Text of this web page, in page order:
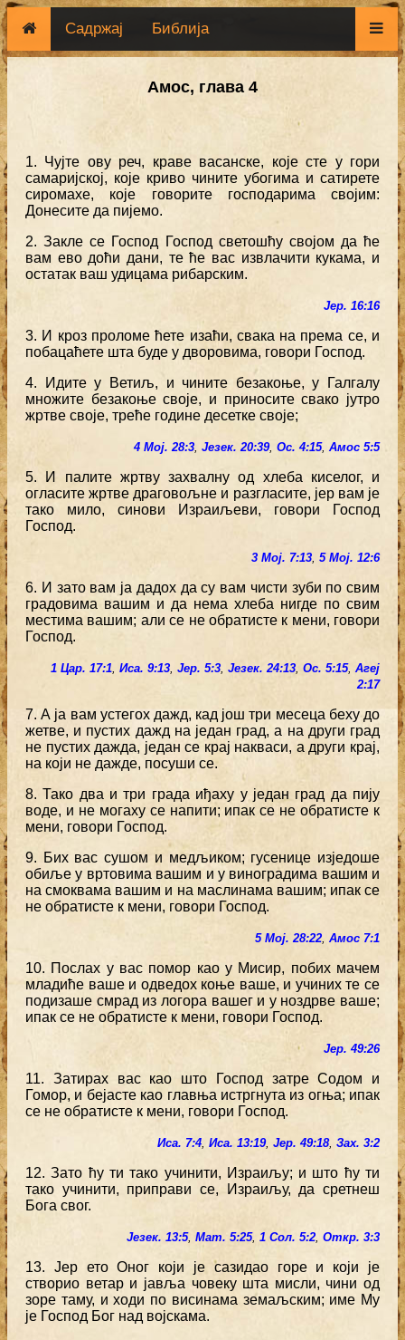
Садржај Библија
Амос, глава 4
1. Чујте ову реч, краве васанске, које сте у гори
самаријској, које криво чините убогима и сатирете
сиромахе, које говорите господарима својим:
Донесите да пијемо.
2. Закле се Господ Господ светошћу својом да ће
вам ево доћи дани, те ће вас извлачити кукама, и
остатак ваш удицама рибарским.
Јер. 16:16
3. И кроз проломе ћете изаћи, свака на према се, и
побацаћете шта буде у дворовима, говори Господ.
4. Идите у Ветиљ, и чините безакоње, у Галгалу
множите безакоње своје, и приносите свако јутро
жртве своје, треће године десетке своје;
4 Мој. 28:3, Језек. 20:39, Ос. 4:15, Амос 5:5
5. И палите жртву захвалну од хлеба киселог, и
огласите жртве драговољне и разгласите, јер вам је
тако мило, синови Израиљеви, говори Господ
Господ.
3 Мој. 7:13, 5 Мој. 12:6
6. И зато вам ја дадох да су вам чисти зуби по свим
градовима вашим и да нема хлеба нигде по свим
местима вашим; али се не обратисте к мени, говори
Господ.
1 Цар. 17:1, Иса. 9:13, Јер. 5:3, Језек. 24:13, Ос. 5:15, Агеј
2:17
7. А ја вам устегох дажд, кад још три месеца беху до
жетве, и пустих дажд на један град, а на други град
не пустих дажда, један се крај накваси, а други крај,
на који не дажде, посуши се.
8. Тако два и три града иђаху у један град да пију
воде, и не могаху се напити; ипак се не обратисте к
мени, говори Господ.
9. Бих вас сушом и медљиком; гусенице изједоше
обиље у вртовима вашим и у виноградима вашим и
на смоквама вашим и на маслинама вашим; ипак се
не обратисте к мени, говори Господ.
5 Мој. 28:22, Амос 7:1
10. Послах у вас помор као у Мисир, побих мачем
младиће ваше и одведох коње ваше, и учиних те се
подизаше смрад из логора вашег и у ноздрве ваше;
ипак се не обратисте к мени, говори Господ.
Јер. 49:26
11. Затирах вас као што Господ затре Содом и
Гомор, и бејасте као главња истргнута из огња; ипак
се не обратисте к мени, говори Господ.
Иса. 7:4, Иса. 13:19, Јер. 49:18, Зах. 3:2
12. Зато ћу ти тако учинити, Израиљу; и што ћу ти
тако учинити, приправи се, Израиљу, да сретнеш
Бога свог.
Језек. 13:5, Мат. 5:25, 1 Сол. 5:2, Откр. 3:3
13. Јер ето Оног који је сазидао горе и који је
створио ветар и јавља човеку шта мисли, чини од
зоре таму, и ходи по висинама земаљским; име Му
је Господ Бог над војскама.